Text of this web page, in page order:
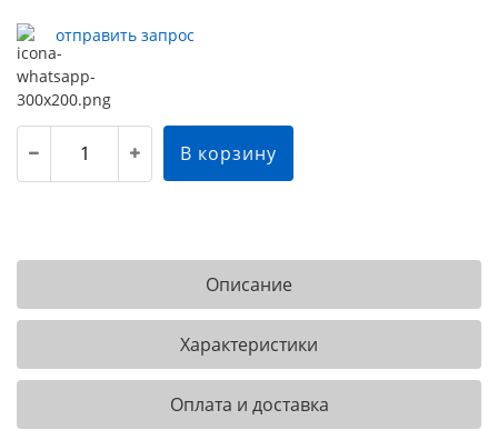
отправить запрос
В корзину
Описание
Характеристики
Оплата и доставка